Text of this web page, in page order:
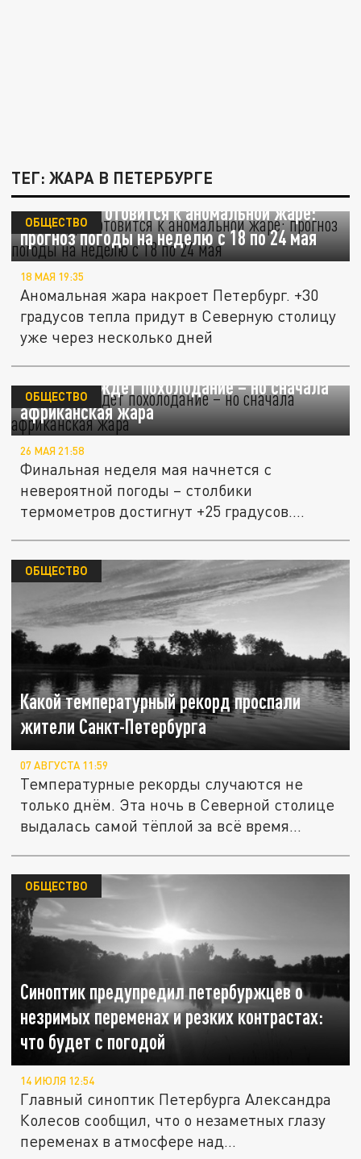
ТЕГ: ЖАРА В ПЕТЕРБУРГЕ
Петербург готовится к аномальной жаре:
прогноз погоды на неделю с 18 по 24 мая
ОБЩЕСТВО
18 МАЯ 19:35
Аномальная жара накроет Петербург. +30
градусов тепла придут в Северную столицу
уже через несколько дней
Петербург ждет похолодание – но сначала
африканская жара
ОБЩЕСТВО
26 МАЯ 21:58
Финальная неделя мая начнется с
невероятной погоды – столбики
термометров достигнут +25 градусов.
Какой температурный рекорд проспали
жители Санкт-Петербурга
ОБЩЕСТВО
07 АВГУСТА 11:59
Температурные рекорды случаются не
только днём. Эта ночь в Северной столице
выдалась самой тёплой за всё время...
Синоптик предупредил петербуржцев о
незримых переменах и резких контрастах:
что будет с погодой
ОБЩЕСТВО
14 ИЮЛЯ 12:54
Главный синоптик Петербурга Александра
Колесов сообщил, что о незаметных глазу
переменах в атмосфере над...